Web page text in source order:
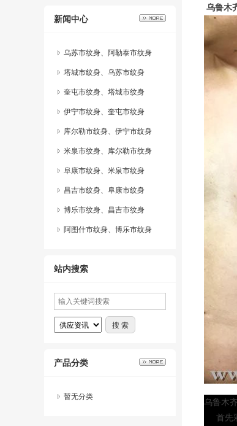
新闻中心
乌苏市纹身、阿勒泰市纹身
塔城市纹身、乌苏市纹身
奎屯市纹身、塔城市纹身
伊宁市纹身、奎屯市纹身
库尔勒市纹身、伊宁市纹身
米泉市纹身、库尔勒市纹身
阜康市纹身、米泉市纹身
昌吉市纹身、阜康市纹身
博乐市纹身、昌吉市纹身
阿图什市纹身、博乐市纹身
站内搜索
产品分类
暂无分类
乌鲁木
乌鲁木
首先彩